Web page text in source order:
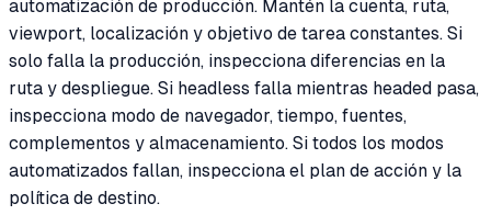
automatización de producción. Mantén la cuenta, ruta,
viewport, localización y objetivo de tarea constantes. Si
solo falla la producción, inspecciona diferencias en la
ruta y despliegue. Si headless falla mientras headed pasa,
inspecciona modo de navegador, tiempo, fuentes,
complementos y almacenamiento. Si todos los modos
automatizados fallan, inspecciona el plan de acción y la
política de destino.